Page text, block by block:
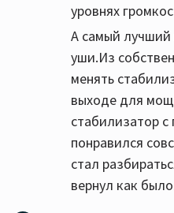
уровнях
А самый лучший
уши.Из
менять
выходе для
стабилизатор
понравился
стал
вернул как